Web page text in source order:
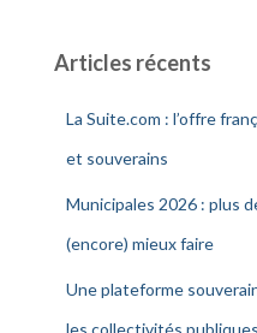
Articles récents
La Suite.com : l’offre
et souverains
Municipales 2026 : plus
(encore) mieux faire
Une plateforme
les collectivités publiques